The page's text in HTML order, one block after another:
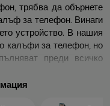
трябва да обърнете
за телефон. Винаги
устройство. В нашия
калъфи за телефон, но
преди всичко
и заден капак. Той е